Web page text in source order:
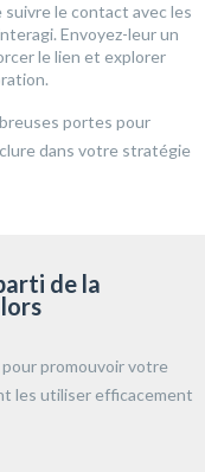
suivre le contact avec les
Envoyez-leur un
le lien et explorer
portes pour
dans votre stratégie
de la
promouvoir votre
les utiliser efficacement